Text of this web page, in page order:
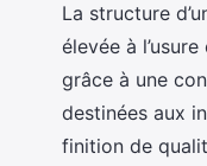
La structure
élevée à
grâce à une
destinées aux
finition de